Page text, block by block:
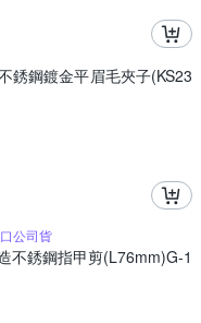
銹鋼鍍金平眉毛夾子(KS23
公司貨
不銹鋼指甲剪(L76mm)G-1